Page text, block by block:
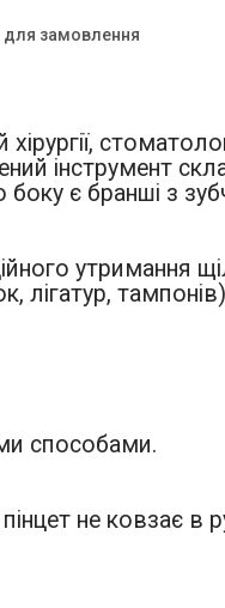
для замовлення
інструмент
боку є бранші з
утримання
лігатур,
способами.
не ковзає в